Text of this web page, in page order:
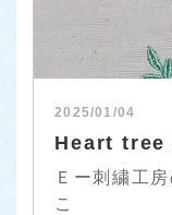
2025/01/04
Heart tree
Ｅー刺繍工
こ